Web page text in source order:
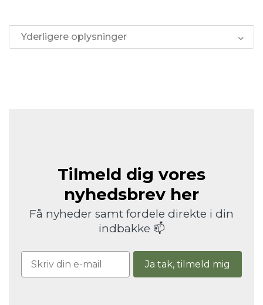
Yderligere oplysninger
Tilmeld dig vores
nyhedsbrev her
Få nyheder samt fordele direkte i din
indbakke 📫
Ja tak, tilmeld mig